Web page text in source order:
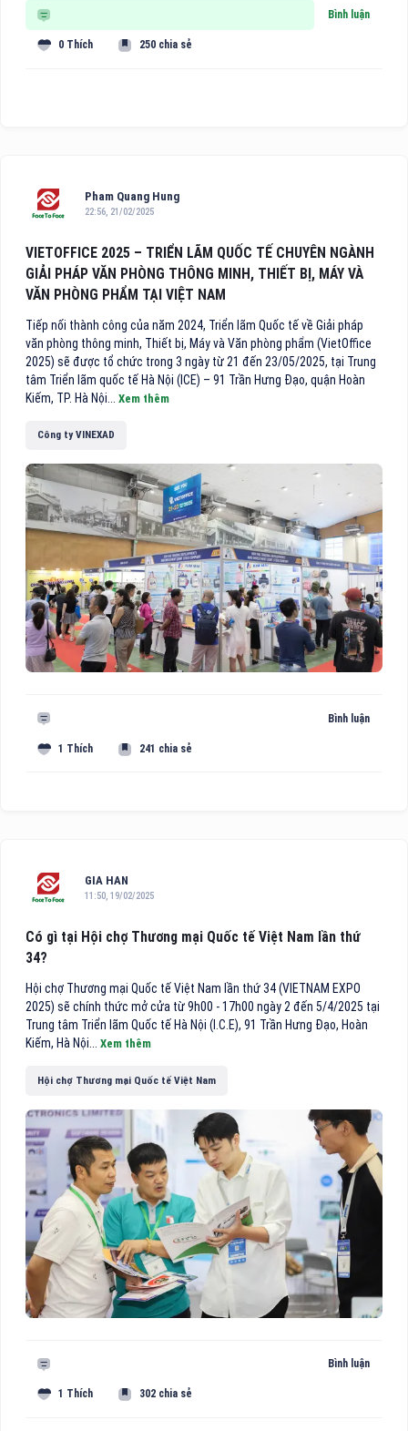
Bình luận
0 Thích 250 chia sẻ
Pham Quang Hung
22:56, 21/02/2025
VIETOFFICE 2025 – TRIỂN LÃM QUỐC TẾ CHUYÊN NGÀNH
GIẢI PHÁP VĂN PHÒNG THÔNG MINH, THIẾT BỊ, MÁY VÀ
VĂN PHÒNG PHẨM TẠI VIỆT NAM
Tiếp nối thành công của năm 2024, Triển lãm Quốc tế về Giải pháp
văn phòng thông minh, Thiết bị, Máy và Văn phòng phẩm (VietOffice
2025) sẽ được tổ chức trong 3 ngày từ 21 đến 23/05/2025, tại Trung
tâm Triển lãm quốc tế Hà Nội (ICE) – 91 Trần Hưng Đạo, quận Hoàn
Kiếm, TP. Hà Nội... Xem thêm
Công ty VINEXAD
Bình luận
1 Thích 241 chia sẻ
GIA HAN
11:50, 19/02/2025
Có gì tại Hội chợ Thương mại Quốc tế Việt Nam lần thứ
34?
Hội chợ Thương mại Quốc tế Việt Nam lần thứ 34 (VIETNAM EXPO
2025) sẽ chính thức mở cửa từ 9h00 - 17h00 ngày 2 đến 5/4/2025 tại
Trung tâm Triển lãm Quốc tế Hà Nội (I.C.E), 91 Trần Hưng Đạo, Hoàn
Kiếm, Hà Nội... Xem thêm
Hội chợ Thương mại Quốc tế Việt Nam
Bình luận
1 Thích 302 chia sẻ